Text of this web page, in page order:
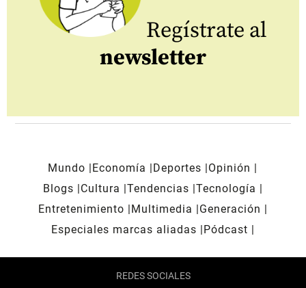
Regístrate al
newsletter
Mundo Economía Deportes
Opinión
Blogs
Cultura Tendencias Tecnología
Entretenimiento
Multimedia
Generación
Especiales marcas aliadas
Pódcast
REDES SOCIALES